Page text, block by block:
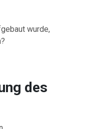
wurde,
des